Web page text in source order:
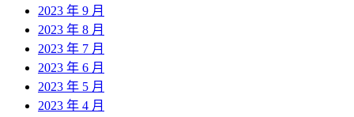
2023 年 9 月
2023 年 8 月
2023 年 7 月
2023 年 6 月
2023 年 5 月
2023 年 4 月